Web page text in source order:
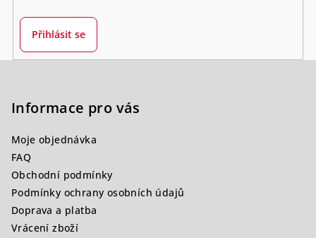
Přihlásit se
Informace pro vás
Moje objednávka
FAQ
Obchodní podmínky
Podmínky ochrany osobních údajů
Doprava a platba
Vrácení zboží